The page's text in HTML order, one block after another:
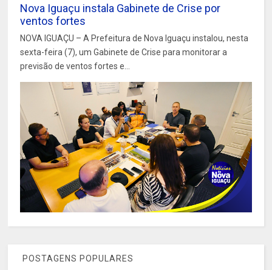
Nova Iguaçu instala Gabinete de Crise por
ventos fortes
NOVA IGUAÇU – A Prefeitura de Nova Iguaçu instalou, nesta
sexta-feira (7), um Gabinete de Crise para monitorar a
previsão de ventos fortes e...
POSTAGENS POPULARES